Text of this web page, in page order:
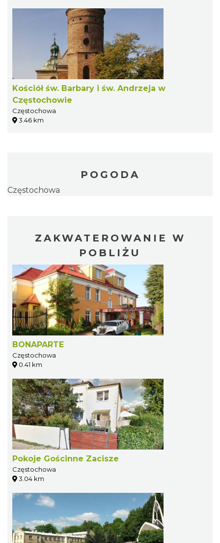
Kościół św. Barbary i św. Andrzeja w
Częstochowie
Częstochowa
3.46 km
POGODA
Częstochowa
ZAKWATEROWANIE W
POBLIŻU
BONAPARTE
Częstochowa
0.41 km
Pokoje Gościnne Zacisze
Częstochowa
3.04 km